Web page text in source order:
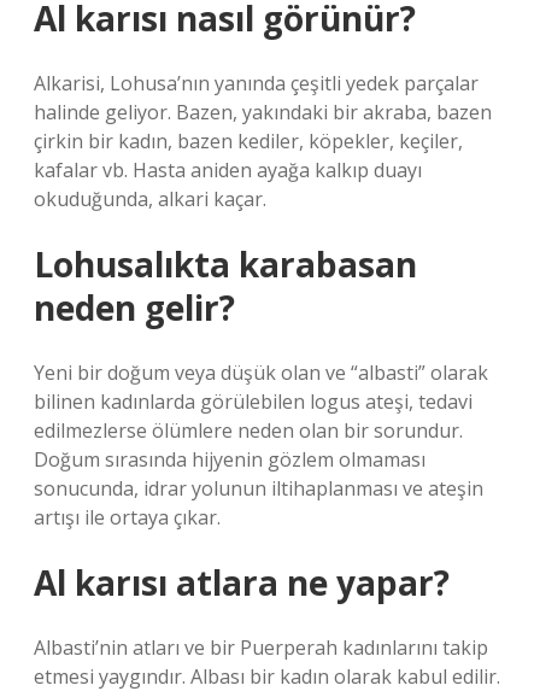
Al karısı nasıl görünür?
Alkarisi, Lohusa’nın yanında çeşitli yedek parçalar
halinde geliyor. Bazen, yakındaki bir akraba, bazen
çirkin bir kadın, bazen kediler, köpekler, keçiler,
kafalar vb. Hasta aniden ayağa kalkıp duayı
okuduğunda, alkari kaçar.
Lohusalıkta karabasan
neden gelir?
Yeni bir doğum veya düşük olan ve “albasti” olarak
bilinen kadınlarda görülebilen logus ateşi, tedavi
edilmezlerse ölümlere neden olan bir sorundur.
Doğum sırasında hijyenin gözlem olmaması
sonucunda, idrar yolunun iltihaplanması ve ateşin
artışı ile ortaya çıkar.
Al karısı atlara ne yapar?
Albasti’nin atları ve bir Puerperah kadınlarını takip
etmesi yaygındır. Albası bir kadın olarak kabul edilir.